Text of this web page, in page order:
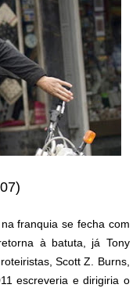
franquia se fecha com
à batuta, já Tony
Scott Z. Burns,
escreveria e dirigiria o